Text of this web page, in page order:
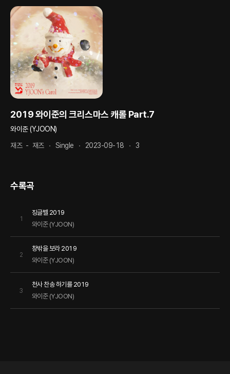
2019 와이준의 크리스마스 캐롤 Part.7
와이준 (YJOON)
재즈 - 재즈 Single 2023-09-18 3
수록곡
1
징글벨 2019
와이준 (YJOON)
2
창밖을 보라 2019
와이준 (YJOON)
3
천사 찬송 하기를 2019
와이준 (YJOON)